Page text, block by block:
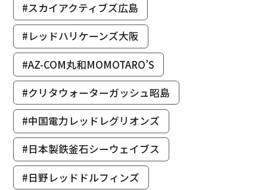
#スカイアクティブズ広島
#レッドハリケーンズ大阪
#AZ-COM丸和MOMOTARO’S
#クリタウォーターガッシュ昭島
#中国電力レッドレグリオンズ
#日本製鉄釜石シーウェイブス
#日野レッドドルフィンズ